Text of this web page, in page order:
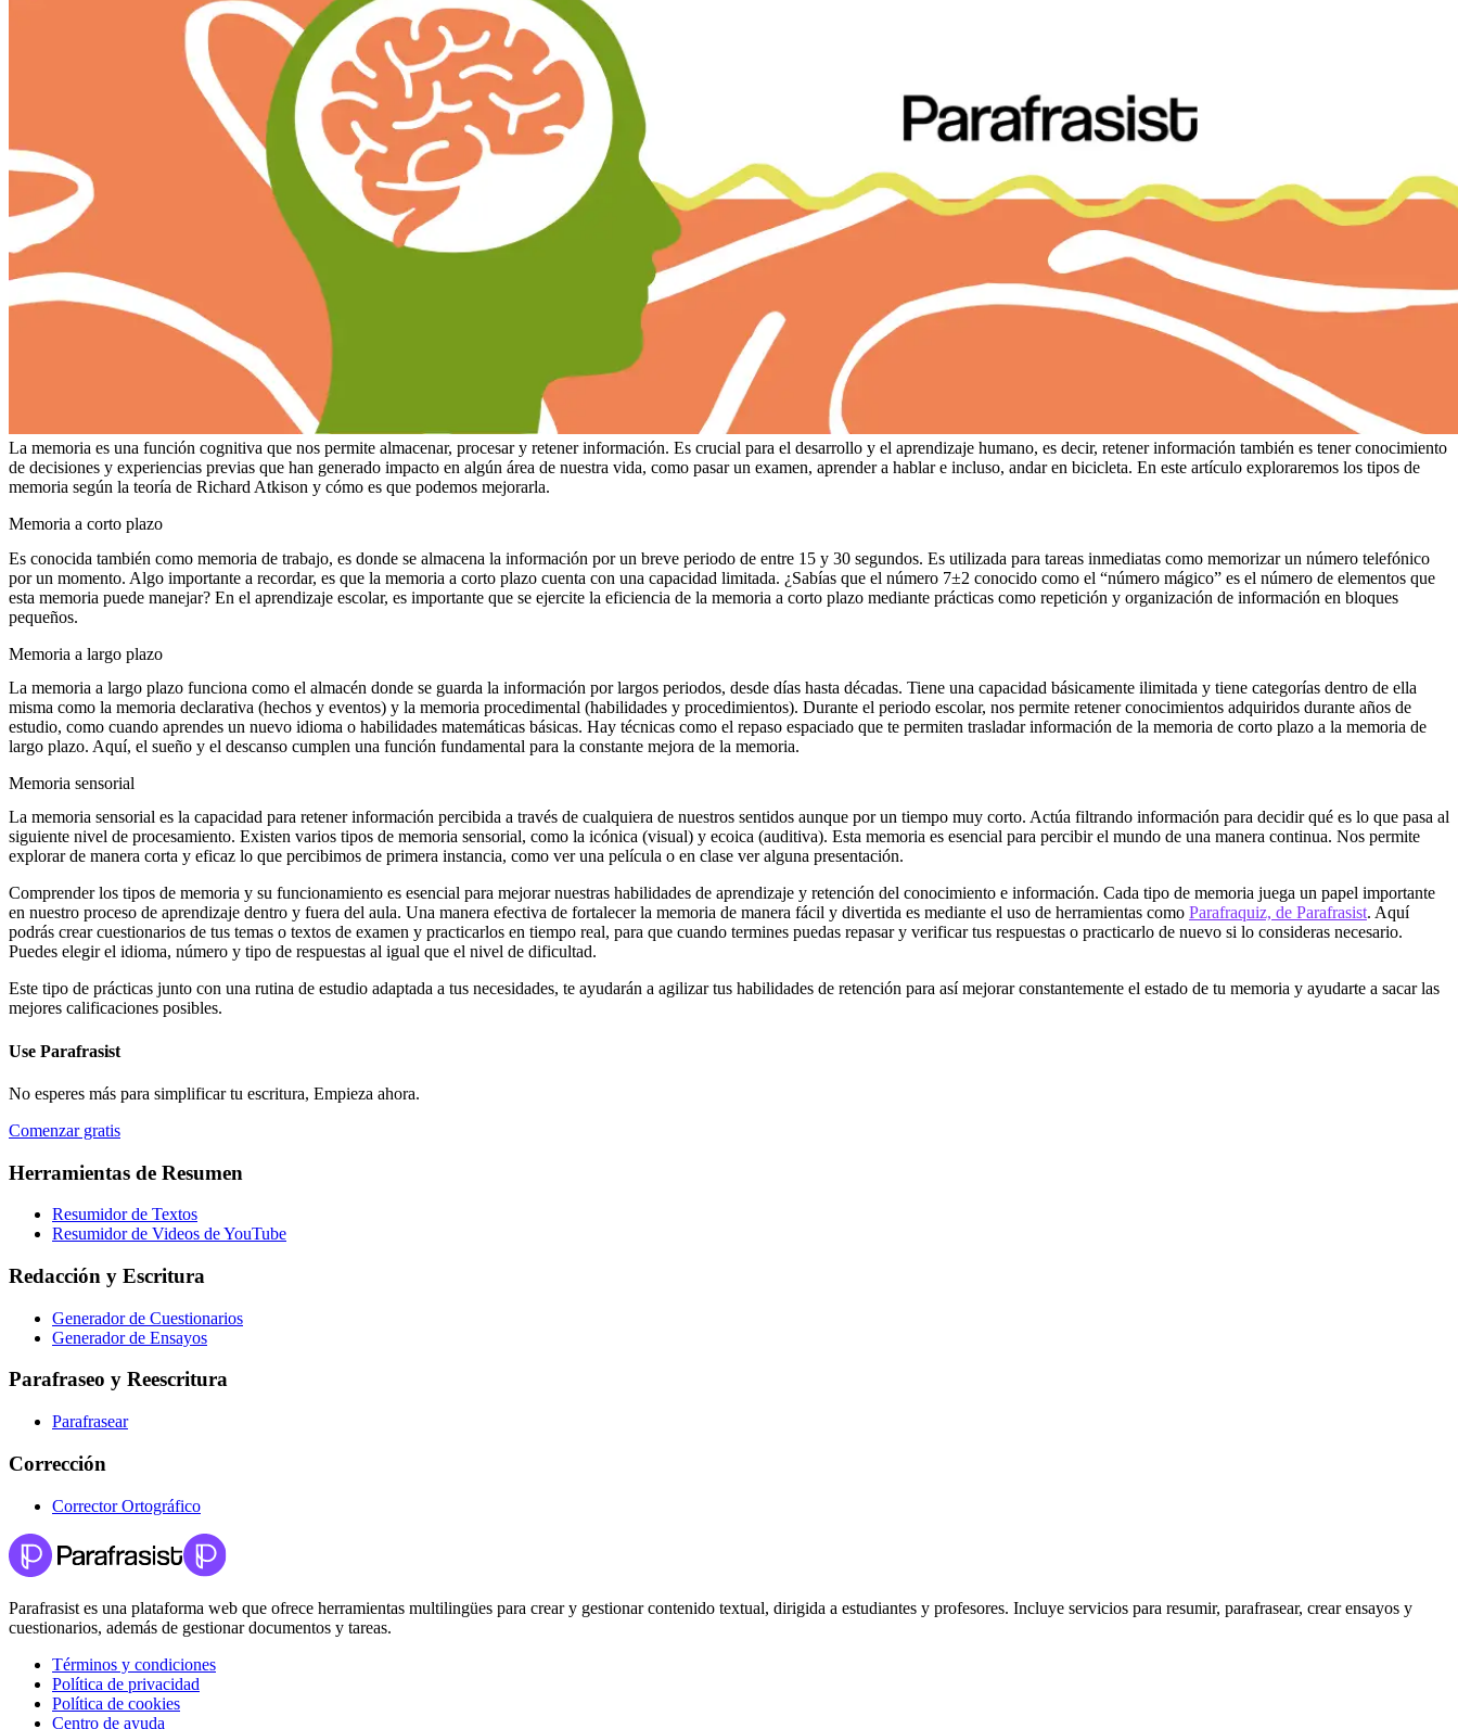
La memoria es una función cognitiva que nos permite almacenar, procesar y retener información. Es crucial para el desarrollo y el aprendizaje humano, es decir, retener información también es tener conocimiento
de decisiones y experiencias previas que han generado impacto en algún área de nuestra vida, como pasar un examen, aprender a hablar e incluso, andar en bicicleta. En este artículo exploraremos los tipos de
memoria según la teoría de Richard Atkison y cómo es que podemos mejorarla.
Memoria a corto plazo
Es conocida también como memoria de trabajo, es donde se almacena la información por un breve periodo de entre 15 y 30 segundos. Es utilizada para tareas inmediatas como memorizar un número telefónico
por un momento. Algo importante a recordar, es que la memoria a corto plazo cuenta con una capacidad limitada. ¿Sabías que el número 7±2 conocido como el “número mágico” es el número de elementos que
esta memoria puede manejar? En el aprendizaje escolar, es importante que se ejercite la eficiencia de la memoria a corto plazo mediante prácticas como repetición y organización de información en bloques
pequeños.
Memoria a largo plazo
La memoria a largo plazo funciona como el almacén donde se guarda la información por largos periodos, desde días hasta décadas. Tiene una capacidad básicamente ilimitada y tiene categorías dentro de ella
misma como la memoria declarativa (hechos y eventos) y la memoria procedimental (habilidades y procedimientos). Durante el periodo escolar, nos permite retener conocimientos adquiridos durante años de
estudio, como cuando aprendes un nuevo idioma o habilidades matemáticas básicas. Hay técnicas como el repaso espaciado que te permiten trasladar información de la memoria de corto plazo a la memoria de
largo plazo. Aquí, el sueño y el descanso cumplen una función fundamental para la constante mejora de la memoria.
Memoria sensorial
La memoria sensorial es la capacidad para retener información percibida a través de cualquiera de nuestros sentidos aunque por un tiempo muy corto. Actúa filtrando información para decidir qué es lo que pasa al
siguiente nivel de procesamiento. Existen varios tipos de memoria sensorial, como la icónica (visual) y ecoica (auditiva). Esta memoria es esencial para percibir el mundo de una manera continua. Nos permite
explorar de manera corta y eficaz lo que percibimos de primera instancia, como ver una película o en clase ver alguna presentación.
Comprender los tipos de memoria y su funcionamiento es esencial para mejorar nuestras habilidades de aprendizaje y retención del conocimiento e información. Cada tipo de memoria juega un papel importante
en nuestro proceso de aprendizaje dentro y fuera del aula. Una manera efectiva de fortalecer la memoria de manera fácil y divertida es mediante el uso de herramientas como Parafraquiz, de Parafrasist. Aquí
podrás crear cuestionarios de tus temas o textos de examen y practicarlos en tiempo real, para que cuando termines puedas repasar y verificar tus respuestas o practicarlo de nuevo si lo consideras necesario.
Puedes elegir el idioma, número y tipo de respuestas al igual que el nivel de dificultad.
Este tipo de prácticas junto con una rutina de estudio adaptada a tus necesidades, te ayudarán a agilizar tus habilidades de retención para así mejorar constantemente el estado de tu memoria y ayudarte a sacar las
mejores calificaciones posibles.
Use Parafrasist
No esperes más para simplificar tu escritura, Empieza ahora.
Comenzar gratis
Herramientas de Resumen
Resumidor de Textos
Resumidor de Videos de YouTube
Redacción y Escritura
Generador de Cuestionarios
Generador de Ensayos
Parafraseo y Reescritura
Parafrasear
Corrección
Corrector Ortográfico
Parafrasist es una plataforma web que ofrece herramientas multilingües para crear y gestionar contenido textual, dirigida a estudiantes y profesores. Incluye servicios para resumir, parafrasear, crear ensayos y
cuestionarios, además de gestionar documentos y tareas.
Términos y condiciones
Política de privacidad
Política de cookies
Centro de ayuda